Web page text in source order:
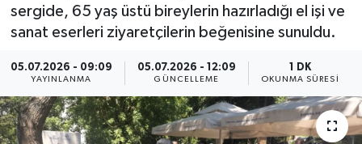
sergide, 65 yaş üstü bireylerin hazırladığı el işi ve
sanat eserleri ziyaretçilerin beğenisine sunuldu.
05.07.2026 - 09:09
YAYINLANMA
05.07.2026 - 12:09
GÜNCELLEME
1 DK
OKUNMA SÜRESI